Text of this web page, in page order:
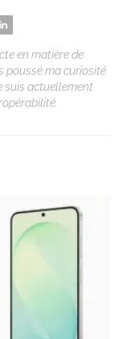
en matière de
poussé ma curiosité
suis actuellement